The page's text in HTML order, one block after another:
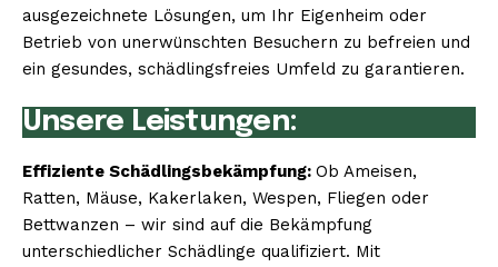
ausgezeichnete Lösungen, um Ihr Eigenheim oder
Betrieb von unerwünschten Besuchern zu befreien und
ein gesundes, schädlingsfreies Umfeld zu garantieren.
Unsere Leistungen:
Effiziente Schädlingsbekämpfung: Ob Ameisen,
Ratten, Mäuse, Kakerlaken, Wespen, Fliegen oder
Bettwanzen – wir sind auf die Bekämpfung
unterschiedlicher Schädlinge qualifiziert. Mit